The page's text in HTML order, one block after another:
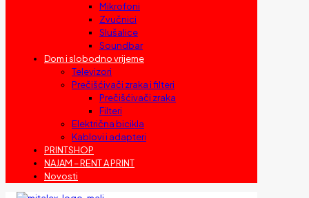
Mikrofoni
Zvučnici
Slušalice
Soundbar
Dom i slobodno vrijeme
Televizori
Prečišćivači zraka i filteri
Prečišćivači zraka
Filteri
Električna bicikla
Kablovi i adapteri
PRINTSHOP
NAJAM – RENT A PRINT
Novosti